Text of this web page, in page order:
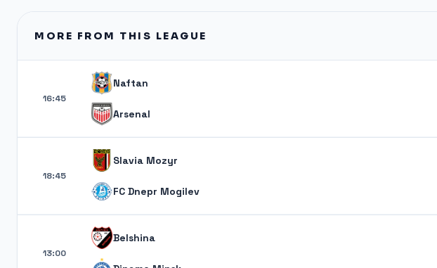
MORE FROM THIS LEAGUE
16:45
Naftan
Arsenal
18:45
Slavia Mozyr
FC Dnepr Mogilev
13:00
Belshina